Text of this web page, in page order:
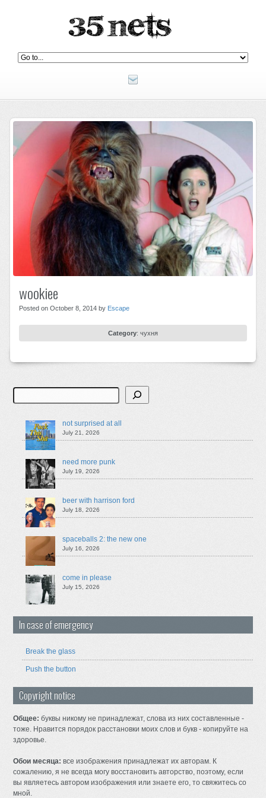
wookiee
Posted on October 8, 2014 by Escape
Category: чухня
Search
not surprised at all
July 21, 2026
need more punk
July 19, 2026
beer with harrison ford
July 18, 2026
spaceballs 2: the new one
July 16, 2026
come in please
July 15, 2026
In case of emergency
Break the glass
Push the button
Copyright notice
Общее: буквы никому не принадлежат, слова из них составленные -
тоже. Нравится порядок расстановки моих слов и букв - копируйте на
здоровье.
Обои месяца: все изображения принадлежат их авторам. К
сожалению, я не всегда могу восстановить авторство, поэтому, если
вы являетесь автором изображения или знаете его, то свяжитесь со
мной.